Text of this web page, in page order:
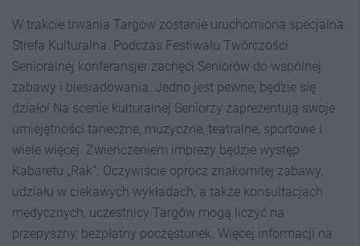
W trakcie trwania Targów zostanie uruchomiona specjalna
Strefa Kulturalna. Podczas Festiwalu Twórczości
Senioralnej konferansjer zachęci Seniorów do wspólnej
zabawy i biesiadowania. Jedno jest pewne, będzie się
działo! Na scenie kulturalnej Seniorzy zaprezentują swoje
umiejętności taneczne, muzyczne, teatralne, sportowe i
wiele więcej. Zwieńczeniem imprezy będzie występ
Kabaretu „Rak”. Oczywiście oprócz znakomitej zabawy,
udziału w ciekawych wykładach, a także konsultacjach
medycznych, uczestnicy Targów mogą liczyć na
przepyszny, bezpłatny poczęstunek. Więcej informacji na